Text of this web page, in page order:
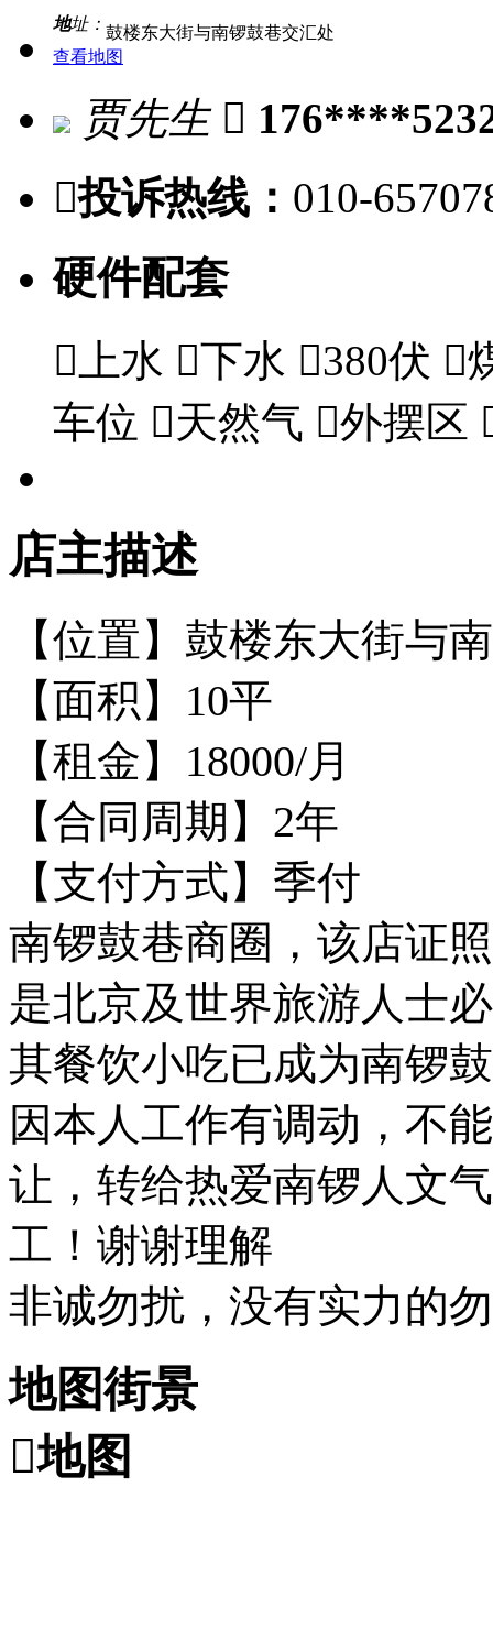
地址： 鼓楼东大街与南锣鼓巷交汇处
查看地图
贾先生 
投诉热线： 010-
硬件配套
 上水 下水 380伏 
车位 天然气 外摆区
店主描述
【位置】鼓楼东大街与
【面积】10平
【租金】18000/月
【合同周期】2年
【支付方式】季付
南锣鼓巷商圈，该店证
是北京及世界旅游人士
其餐饮小吃已成为南锣
因本人工作有调动，不
让，转给热爱南锣人文
工！谢谢理解
非诚勿扰，没有实力的
地图街景
地图